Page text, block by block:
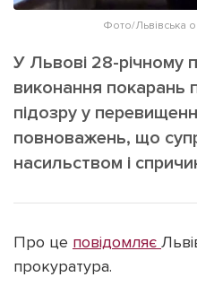
Зв'язатися з нами
[email protected]
Політика конфіденційності
Фото/Львівська
У Львові 28-річному
виконання покарань
підозру у
повноважень, що
насильством і
Про це повідомляє
прокуратура.